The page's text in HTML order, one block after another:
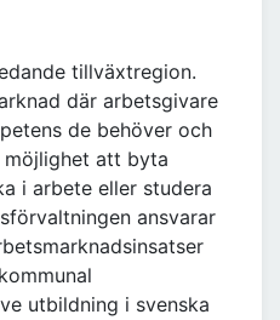
tillväxtregion.
där arbetsgivare
de behöver och
att byta
i arbete eller studera
ansvarar
utbildning i svenska